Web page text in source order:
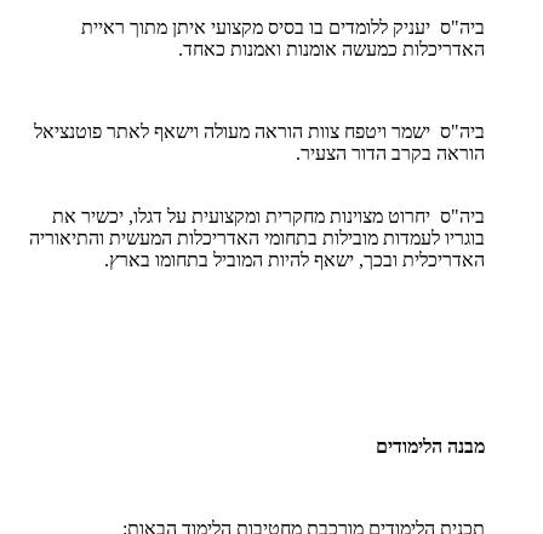
ביה"ס יעניק ללומדים בו בסיס מקצועי איתן מתוך ראיית
האדריכלות כמעשה אומנות ואמנות כאחד.
ביה"ס ישמר ויטפח צוות הוראה מעולה וישאף לאתר פוטנציאל
הוראה בקרב הדור הצעיר.
ביה"ס יחרוט מצוינות מחקרית ומקצועית על דגלו, יכשיר את
בוגריו לעמדות מובילות בתחומי האדריכלות המעשית והתיאוריה
האדריכלית ובכך, ישאף להיות המוביל בתחומו בארץ.
מבנה הלימודים
תכנית הלימודים מורכבת מחטיבות הלימוד הבאות: